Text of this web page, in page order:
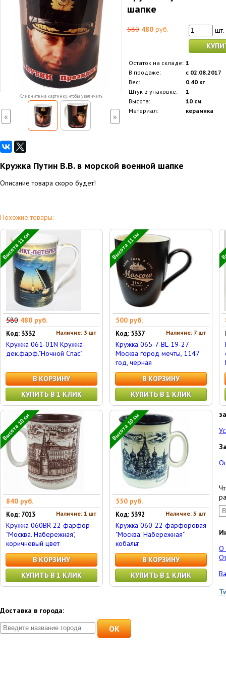
Кликните на картинку, чтобы увеличить
« »
шапке
580 480 руб.
шт.
Остаток на складе: 1
В продаже:
с 02.08.2017
Вес:
0.40 кг
Штук в упаковке:
1
Высота:
10 см
Материал:
керамика
Кружка Путин В.В. в морской военной шапке
Описание товара скоро будет!
Похожие товары:
Высота 11 см
580 480 руб.
Наличие: 3 шт
Код: 3332
Кружка 061-01N Кружка-
дек.фарф."Ночной Спас".
В КОРЗИНУ
КУПИТЬ В 1 КЛИК
Высота 11 см
500 руб.
Наличие: 7 шт
Код: 5337
Кружка 065-7-BL-19-27
Москва город мечты, 1147
год, черная
В КОРЗИНУ
КУПИТЬ В 1 КЛИК
Высота 10 см
840 руб.
Наличие: 1 шт
Код: 7013
Кружка 060BR-22 фарфор
"Москва. Набережная",
коричневый цвет
В КОРЗИНУ
КУПИТЬ В 1 КЛИК
Высота 10 см
550 руб.
Наличие: 5 шт
Код: 5392
Кружка 060-22 фарфоровая
"Москва. Набережная"
кобальт
В КОРЗИНУ
КУПИТЬ В 1 КЛИК
О
Доставка в города:
OK